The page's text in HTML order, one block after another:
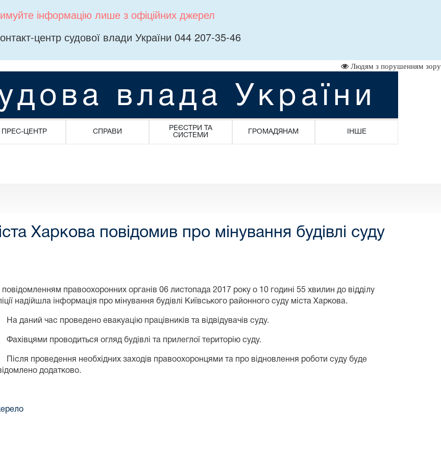
інформацію лише з офіційних джерел
центр судової влади України 044 207-35-46
Людям з порушенням зору
влада України
ПРЕС-ЦЕНТР СПРАВИ
РЕЄСТРИ ТА
СИСТЕМИ
ГРОМАДЯНАМ ІНШЕ
Харкова повідомив про мінування будівлі суду
повідомленням правоохоронних органів 06 листопада 2017 року о 10 годині 55 хвилин до відділу
надійшла інформація про мінування будівлі Київського районного суду міста Харкова.
даний час проведено евакуацію працівників та відвідувачів суду.
проводиться огляд будівлі та прилеглої територію суду.
проведення необхідних заходів правоохоронцями та про відновлення роботи суду буде
додатково.